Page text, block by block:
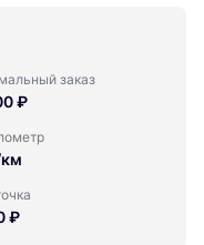
заказ
₽
₽